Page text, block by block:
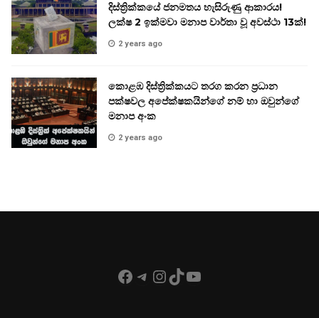
දිස්ත්‍රික්කයේ ජනමතය හැසිරුණු ආකාරය!
ලක්ෂ 2 ඉක්මවා මනාප වාර්තා වූ අවස්ථා 13ක්!
2 years ago
කොළඹ දිස්ත්‍රික්කයට තරග කරන ප්‍රධාන
පක්ෂවල අපේක්ෂකයින්ගේ නම් හා ඔවුන්ගේ
මනාප අංක
2 years ago
Facebook
Telegram
Instagram
TikTok
YouTube